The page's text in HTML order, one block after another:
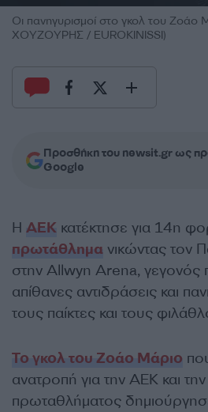
Οι πανηγυρισμοί στο γκολ του
ΧΟΥΖΟΥΡΗΣ / EUROKINISSI)
Προσθήκη του newsit.gr ως
Google
Η ΑΕΚ κατέκτησε για 14η
πρωτάθλημα νικώντας τον
στην Allwyn Arena, γεγονός
απίθανες αντιδράσεις και
τους παίκτες και τους
Το γκολ του Ζοάο Μάριο
ανατροπή για την ΑΕΚ και
πρωταθλήματος